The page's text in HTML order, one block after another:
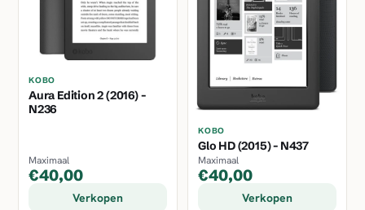
KOBO
Aura Edition 2 (2016) -
N236
Maximaal
€40,00
Verkopen
KOBO
Glo HD (2015) - N437
Maximaal
€40,00
Verkopen